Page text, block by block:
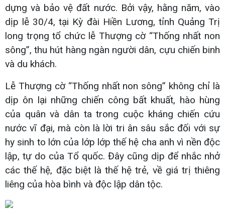
dựng và bảo vệ đất nước. Bởi vậy, hằng năm, vào
dịp lễ 30/4, tại Kỳ đài Hiền Lương, tỉnh Quảng Trị
long trọng tổ chức lễ Thượng cờ “Thống nhất non
sông”, thu hút hàng ngàn người dân, cựu chiến binh
và du khách.
Lễ Thượng cờ “Thống nhất non sông” không chỉ là
dịp ôn lại những chiến công bất khuất, hào hùng
của quân và dân ta trong cuộc kháng chiến cứu
nước vĩ đại, mà còn là lời tri ân sâu sắc đối với sự
hy sinh to lớn của lớp lớp thế hệ cha anh vì nền độc
lập, tự do của Tổ quốc. Đây cũng dịp để nhắc nhở
các thế hệ, đặc biệt là thế hệ trẻ, về giá trị thiêng
liêng của hòa bình và độc lập dân tộc.